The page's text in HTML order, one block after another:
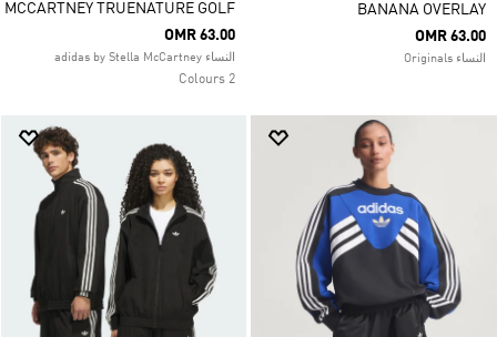
BANANA OVERLAY
OMR 63.00
النساء Originals
MCCARTNEY TRUENATURE GOLF
OMR 63.00
النساء adidas by Stella McCartney
2 Colours